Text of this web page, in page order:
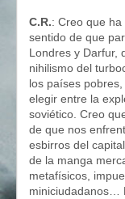
C.R.: Creo que
sentido de que
Londres y Darfur,
nihilismo del
los países
elegir entre la
soviético. Creo
de que nos
esbirros del
de la manga
metafísicos,
miniciudadanos…